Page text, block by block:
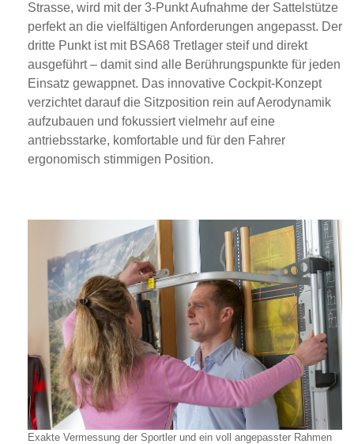
Strasse, wird mit der 3-Punkt Aufnahme der Sattelstütze
perfekt an die vielfältigen Anforderungen angepasst. Der
dritte Punkt ist mit BSA68 Tretlager steif und direkt
ausgeführt – damit sind alle Berührungspunkte für jeden
Einsatz gewappnet. Das innovative Cockpit-Konzept
verzichtet darauf die Sitzposition rein auf Aerodynamik
aufzubauen und fokussiert vielmehr auf eine
antriebsstarke, komfortable und für den Fahrer
ergonomisch stimmigen Position.
Exakte Vermessung der Sportler und ein voll angepasster Rahmen